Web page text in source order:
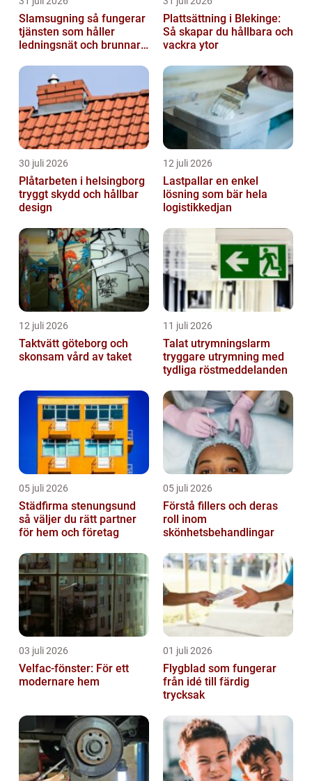
Slamsugning så fungerar
tjänsten som håller
ledningsnät och brunnar i
Plattsättning i Blekinge:
Så skapar du hållbara och
vackra ytor
30 juli 2026
Plåtarbeten i helsingborg
tryggt skydd och hållbar
design
12 juli 2026
Lastpallar en enkel
lösning som bär hela
logistikkedjan
12 juli 2026
Taktvätt göteborg och
skonsam vård av taket
11 juli 2026
Talat utrymningslarm
tryggare utrymning med
tydliga röstmeddelanden
05 juli 2026
Städfirma stenungsund
så väljer du rätt partner
för hem och företag
05 juli 2026
Förstå fillers och deras
roll inom
skönhetsbehandlingar
03 juli 2026
Velfac-fönster: För ett
modernare hem
01 juli 2026
Flygblad som fungerar
från idé till färdig
trycksak